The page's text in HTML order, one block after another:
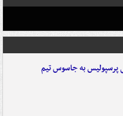
پرسپولیس به جاسوس تیم